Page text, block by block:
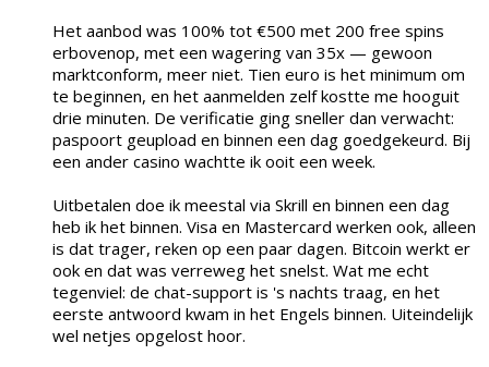
Het aanbod was 100% tot €500 met 200 free spins
erbovenop, met een wagering van 35x — gewoon
marktconform, meer niet. Tien euro is het minimum om
te beginnen, en het aanmelden zelf kostte me hooguit
drie minuten. De verificatie ging sneller dan verwacht:
paspoort geupload en binnen een dag goedgekeurd. Bij
een ander casino wachtte ik ooit een week.
Uitbetalen doe ik meestal via Skrill en binnen een dag
heb ik het binnen. Visa en Mastercard werken ook, alleen
is dat trager, reken op een paar dagen. Bitcoin werkt er
ook en dat was verreweg het snelst. Wat me echt
tegenviel: de chat-support is 's nachts traag, en het
eerste antwoord kwam in het Engels binnen. Uiteindelijk
wel netjes opgelost hoor.